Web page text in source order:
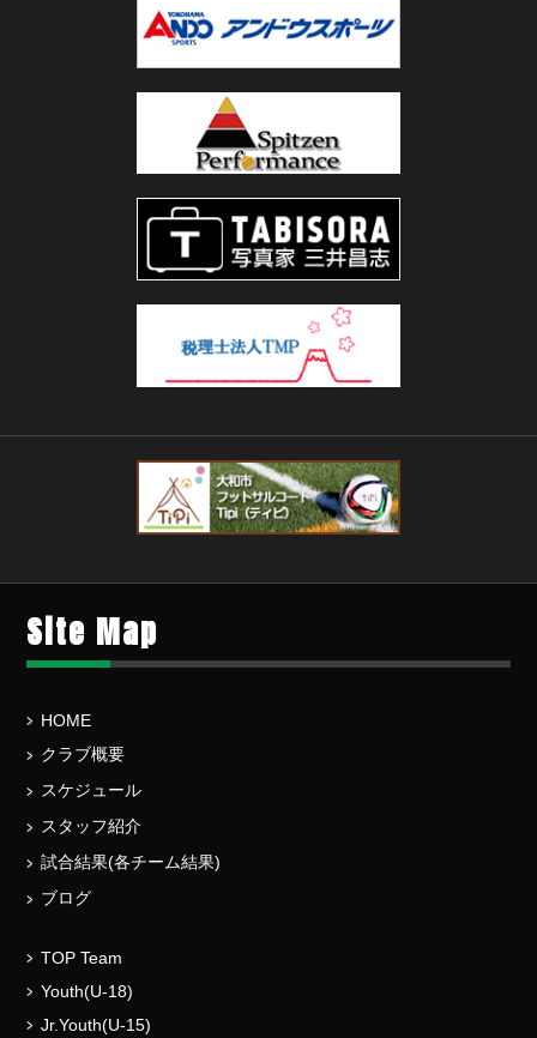
Site Map
HOME
クラブ概要
スケジュール
スタッフ紹介
試合結果(各チーム結果)
ブログ
TOP Team
Youth(U-18)
Jr.Youth(U-15)